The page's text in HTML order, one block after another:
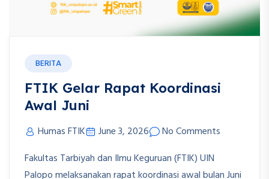
BERITA
FTIK Gelar Rapat Koordinasi
Awal Juni
Humas FTIK June 3, 2026
No Comments
Fakultas Tarbiyah dan Ilmu Keguruan (FTIK) UIN
Palopo melaksanakan rapat koordinasi awal bulan Juni